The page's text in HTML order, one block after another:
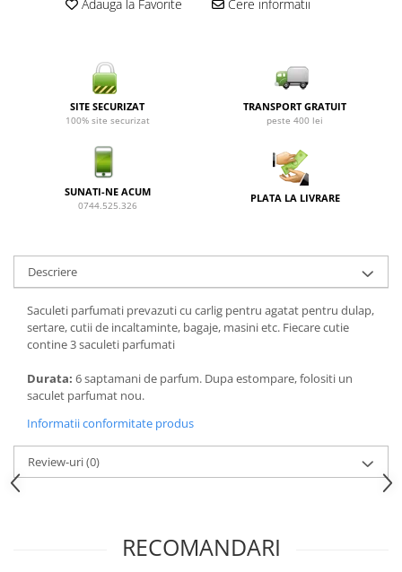
Adauga la Favorite Cere informatii
SITE SECURIZAT
100% site securizat
TRANSPORT GRATUIT
peste 400 lei
SUNATI-NE ACUM
0744.525.326
PLATA LA LIVRARE
Descriere
Saculeti parfumati prevazuti cu carlig pentru agatat pentru dulap,
sertare, cutii de incaltaminte, bagaje, masini etc. Fiecare cutie
contine 3 saculeti parfumati
Durata: 6 saptamani de parfum. Dupa estompare, folositi un
saculet parfumat nou.
Informatii conformitate produs
Review-uri(0)
RECOMANDARI